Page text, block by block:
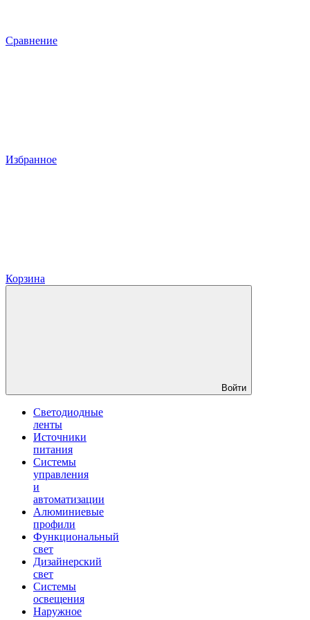
Сравнение
Избранное
Корзина
Войти
Светодиодные
ленты
Источники
питания
Системы
управления
и
автоматизации
Алюминиевые
профили
Функциональный
свет
Дизайнерский
свет
Системы
освещения
Наружное